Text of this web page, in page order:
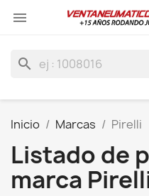

search
Inicio Marcas Pirelli
Listado de
marca